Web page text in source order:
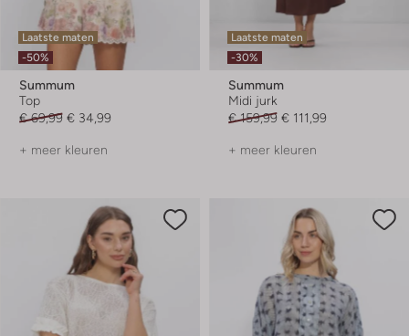
Laatste maten
-50%
Summum
Top
€ 69,99 € 34,99
+ meer kleuren
Laatste maten
-30%
Summum
Midi jurk
€ 159,99 € 111,99
+ meer kleuren